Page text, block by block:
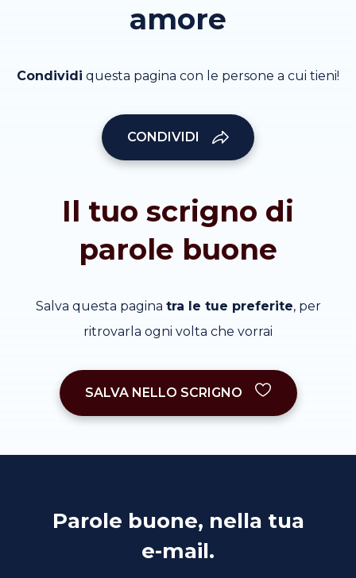
amore
Condividi questa pagina con le persone a cui tieni!
CONDIVIDI
Il tuo scrigno di
parole buone
Salva questa pagina tra le tue preferite, per
ritrovarla ogni volta che vorrai
SALVA NELLO SCRIGNO
Parole buone, nella tua
e-mail.